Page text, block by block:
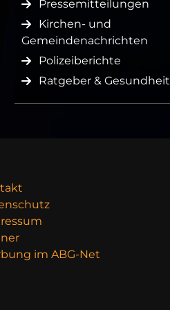
Pressemitteilungen
Kirchen- und
Gemeindenachrichten
Polizeiberichte
Ratgeber & Gesundheit
im ABG-Net